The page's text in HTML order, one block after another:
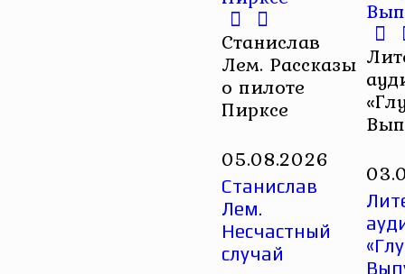
Станислав
Лем. Рассказы
о пилоте
Пирксе
05.08.2026
Станислав
Лем.
Несчастный
случай